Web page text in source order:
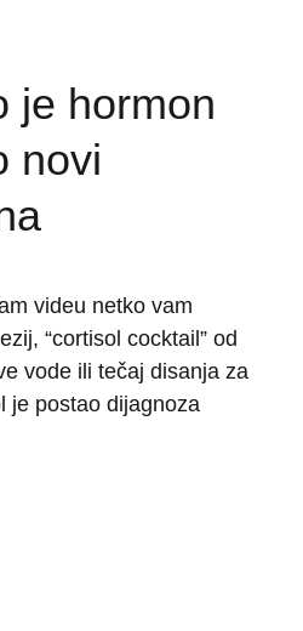
je hormon
novi
videu netko vam
“cortisol cocktail” od
vode ili tečaj disanja za
je postao dijagnoza